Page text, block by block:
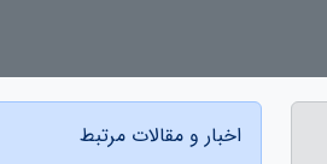
اخبار و مقالات مرتبط